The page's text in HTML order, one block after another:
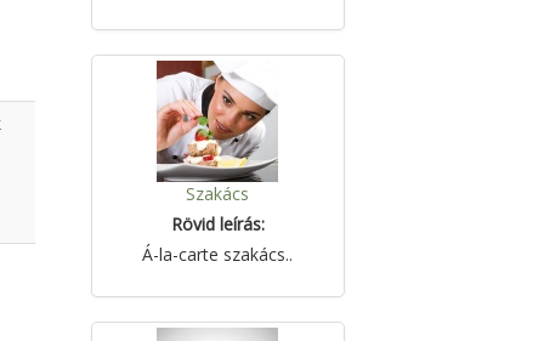
Szakács
Rövid leírás:
Á-la-carte szakács..